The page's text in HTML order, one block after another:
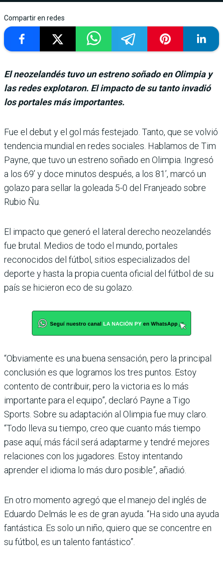
Compartir en redes
El neozelandés tuvo un estreno soñado en Olimpia y
las redes explotaron. El impacto de su tanto invadió
los portales más importantes.
Fue el debut y el gol más festejado. Tanto, que se volvió
ten­dencia mundial en redes sociales. Hablamos de Tim
Payne, que tuvo un estreno soñado en Olim­pia. Ingresó
a los 69’ y doce minutos des­pués, a los 81’, marcó un
golazo para sellar la goleada 5-0 del Fran­jeado sobre
Rubio Ñu.
El impacto que generó el lateral derecho neozelandés
fue bru­tal. Medios de todo el mundo, portales
reconocidos del fút­bol, sitios especializa­dos del
deporte y hasta la propia cuenta ofi­cial del fútbol de su
país se hicieron eco de su golazo.
“Obviamente es una buena sensa­ción, pero la prin­cipal
conclusión es que logramos los tres puntos. Estoy
contento de contri­buir, pero la victo­ria es lo más
importante para el equipo”, declaró Payne a Tigo
Sports. Sobre su adaptación al Olimpia fue muy claro.
“Todo lleva su tiempo, creo que cuanto más tiempo
pase aquí, más fácil será adaptarme y ten­dré mejores
relaciones con los jugadores. Estoy inten­tando
aprender el idioma lo más duro posible”, añadió.
En otro momento agregó que el manejo del inglés de
Eduardo Delmás le es de gran ayuda. “Ha sido una ayuda
fantástica. Es solo un niño, quiero que se con­centre en
su fútbol, es un talento fantástico”.